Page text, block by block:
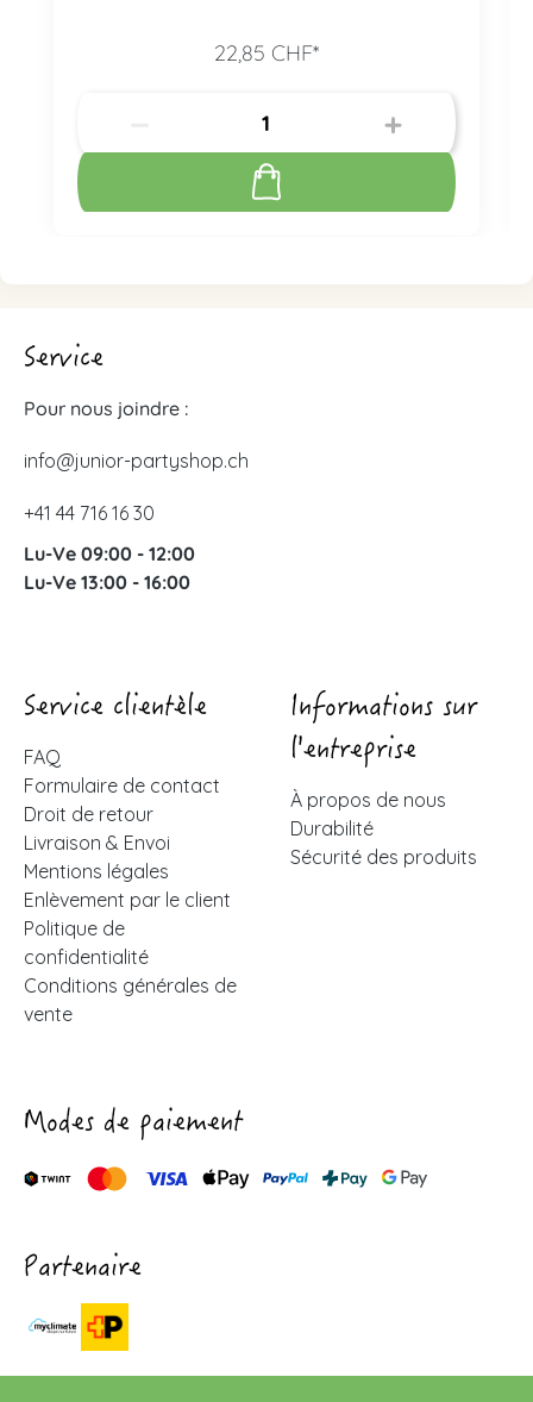
22,85 CHF*
Service
Pour nous joindre :
info@junior-partyshop.ch
+41 44 716 16 30
Lu-Ve 09:00 - 12:00
Lu-Ve 13:00 - 16:00
Service clientèle
FAQ
Formulaire de contact
Droit de retour
Livraison & Envoi
Mentions légales
Enlèvement par le client
Politique de
confidentialité
Conditions générales de
vente
Informations sur
l'entreprise
À propos de nous
Durabilité
Sécurité des produits
Modes de paiement
Partenaire